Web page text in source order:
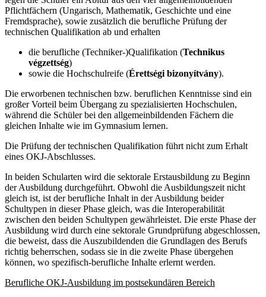
Pflichtfächern (Ungarisch, Mathematik, Geschichte und eine
Fremdsprache), sowie zusätzlich die berufliche Prüfung der
technischen Qualifikation ab und erhalten
die berufliche (Techniker-)Qualifikation (Technikus
végzettség)
sowie die Hochschulreife (Érettségi bizonyítvány).
Die erworbenen technischen bzw. beruflichen Kenntnisse sind ein
großer Vorteil beim Übergang zu spezialisierten Hochschulen,
während die Schüler bei den allgemeinbildenden Fächern die
gleichen Inhalte wie im Gymnasium lernen.
Die Prüfung der technischen Qualifikation führt nicht zum Erhalt
eines OKJ-Abschlusses.
In beiden Schularten wird die sektorale Erstausbildung zu Beginn
der Ausbildung durchgeführt. Obwohl die Ausbildungszeit nicht
gleich ist, ist der berufliche Inhalt in der Ausbildung beider
Schultypen in dieser Phase gleich, was die Interoperabilität
zwischen den beiden Schultypen gewährleistet. Die erste Phase der
Ausbildung wird durch eine sektorale Grundprüfung abgeschlossen,
die beweist, dass die Auszubildenden die Grundlagen des Berufs
richtig beherrschen, sodass sie in die zweite Phase übergehen
können, wo spezifisch-berufliche Inhalte erlernt werden.
Berufliche OKJ-Ausbildung im postsekundären Bereich